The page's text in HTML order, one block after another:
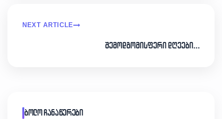
NEXT ARTICLE
შემოდგომისფერი დღეები…
ბოლო ჩანაწერები